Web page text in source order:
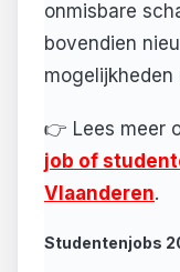
onmisbare
bovendien
mogelijkheden
👉 Lees meer
job of
Vlaanderen.
Studentenjobs